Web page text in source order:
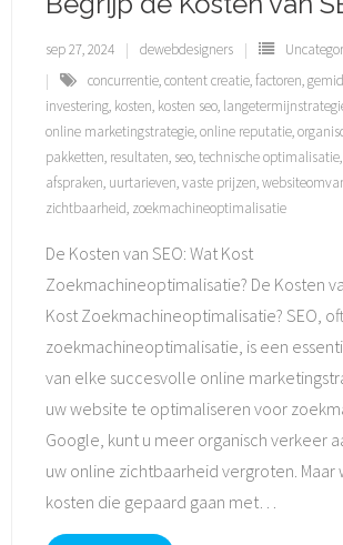
sep 27, 2024 dewebdesigners
concurrentie,content creatie,factoren,
investering, kosten, kosten seo,
online marketingstrategie,online reputatie,
pakketten, resultaten, seo,technische optimalisatie,
afspraken, uurtarieven,vaste prijzen,
zichtbaarheid, zoekmachineoptimalisatie
De Kosten van SEO: Wat Kost
Zoekmachineoptimalisatie? De Kosten
Kost Zoekmachineoptimalisatie? SEO,
zoekmachineoptimalisatie, is een
van elke succesvolle online
uw website te optimaliseren voor
Google, kunt u meer organisch verkeer
uw online zichtbaarheid vergroten. Maar
kosten die gepaard gaan met